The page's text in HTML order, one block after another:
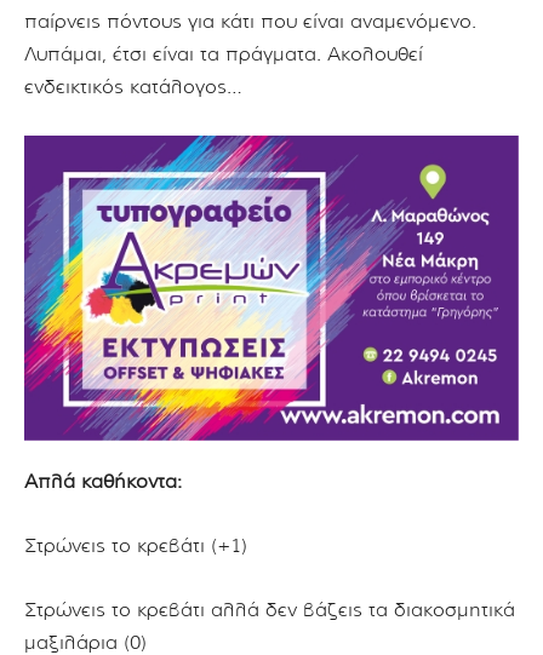
παίρνεις πόντους για κάτι που είναι αναμενόμενο.
Λυπάμαι, έτσι είναι τα πράγματα. Ακολουθεί
ενδεικτικός κατάλογος…
Απλά καθήκοντα:
Στρώνεις το κρεβάτι (+1)
Στρώνεις το κρεβάτι αλλά δεν βάζεις τα διακοσμητικά
μαξιλάρια (0)